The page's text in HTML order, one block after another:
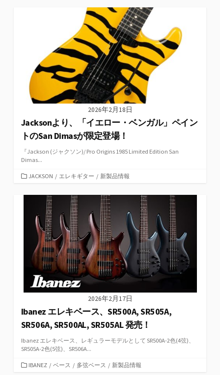
2026年2月18日
Jacksonより、「イエロー・ベンガル」ペイン
トのSan Dimasが限定登場！
『Jackson (ジャクソン)/ Pro Origins 1985 Limited Edition San
Dimas...
カ
ゴ
JACKSON / エレキギター / 新製品情報
2026年2月17日
Ibanez エレキベース、SR500A, SR505A,
SR506A, SR500AL, SR505AL 発売！
Ibanez エレキベース、レギュラーモデルとして SR500A-2色(4弦)、
SR505A-2色(5弦)、SR506A...
カIBANEZ / ベース / 多弦ベース / 新製品情報